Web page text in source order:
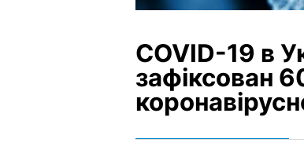
COVID-19 в
зафіксован